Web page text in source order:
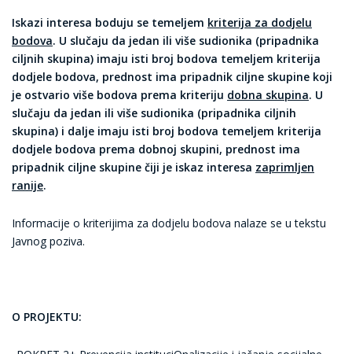
Iskazi interesa boduju se temeljem kriterija za dodjelu
bodova. U slučaju da jedan ili više sudionika (pripadnika
ciljnih skupina) imaju isti broj bodova temeljem kriterija
dodjele bodova, prednost ima pripadnik ciljne skupine koji
je ostvario više bodova prema kriteriju dobna skupina. U
slučaju da jedan ili više sudionika (pripadnika ciljnih
skupina) i dalje imaju isti broj bodova temeljem kriterija
dodjele bodova prema dobnoj skupini, prednost ima
pripadnik ciljne skupine čiji je iskaz interesa zaprimljen
ranije.
Informacije o kriterijima za dodjelu bodova nalaze se u tekstu
Javnog poziva.
O PROJEKTU: